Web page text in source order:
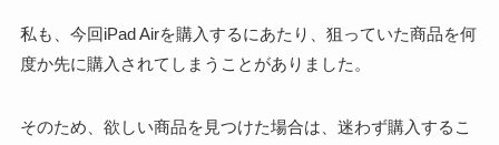
私も、今回iPad Airを購入するにあたり、狙っていた商品を何
度か先に購入されてしまうことがありました。
そのため、欲しい商品を見つけた場合は、迷わず購入するこ